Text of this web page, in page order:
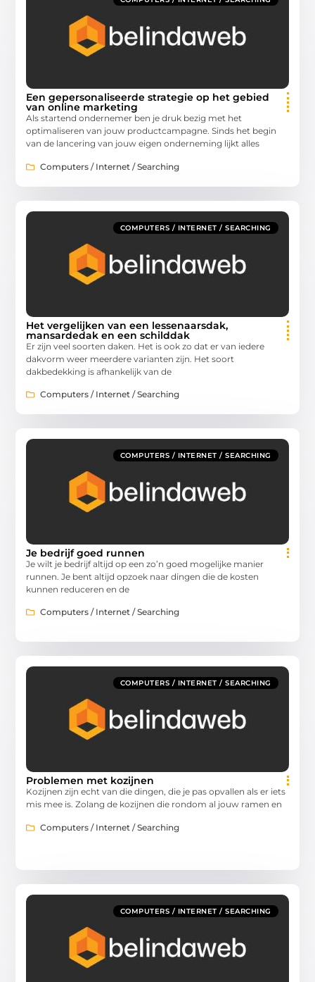
Een gepersonaliseerde strategie op het gebied
van online marketing
Als startend ondernemer ben je druk bezig met het
optimaliseren van jouw productcampagne. Sinds het begin
van de lancering van jouw eigen onderneming lijkt alles
Computers / Internet / Searching
COMPUTERS / INTERNET / SEARCHING
Het vergelijken van een lessenaarsdak,
mansardedak en een schilddak
Er zijn veel soorten daken. Het is ook zo dat er van iedere
dakvorm weer meerdere varianten zijn. Het soort
dakbedekking is afhankelijk van de
Computers / Internet / Searching
COMPUTERS / INTERNET / SEARCHING
Je bedrijf goed runnen
Je wilt je bedrijf altijd op een zo’n goed mogelijke manier
runnen. Je bent altijd opzoek naar dingen die de kosten
kunnen reduceren en de
Computers / Internet / Searching
COMPUTERS / INTERNET / SEARCHING
Problemen met kozijnen
Kozijnen zijn echt van die dingen, die je pas opvallen als er iets
mis mee is. Zolang de kozijnen die rondom al jouw ramen en
Computers / Internet / Searching
COMPUTERS / INTERNET / SEARCHING